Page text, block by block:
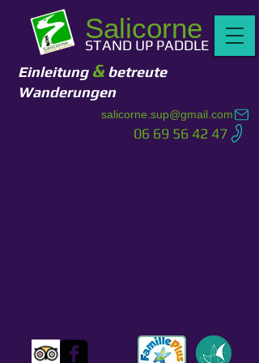
Salicorne
STAND UP PADDLE
Einleitung& betreute
Wanderungen
06 69 56 42 47
salicorne.sup@gmail.com